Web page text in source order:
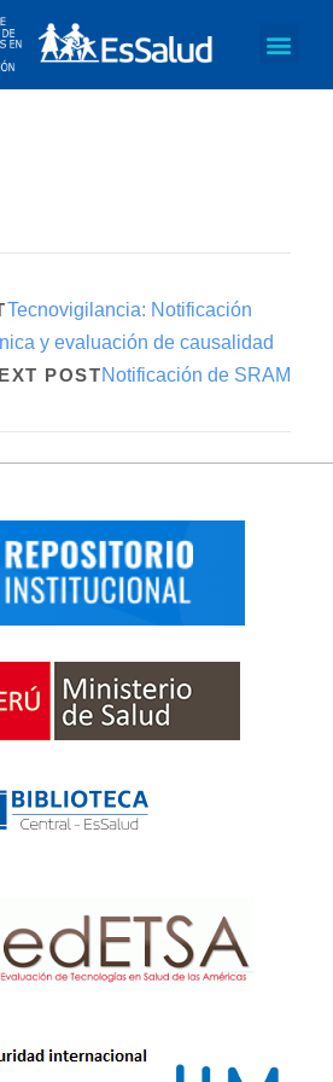
Tecnovigilancia: Notificación
y evaluación de causalidad
POSTNotificación de SRAM